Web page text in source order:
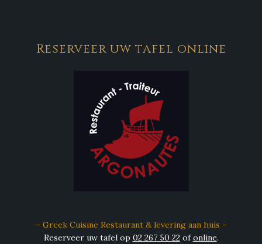
Reserveer uw tafel online
– Greek Cuisine Restaurant & levering aan huis –
Reserveer uw tafel op 02 267 50 22ofonline.